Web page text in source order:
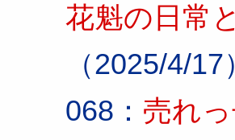
花魁の日常
（2025/4/17
068： 売れ